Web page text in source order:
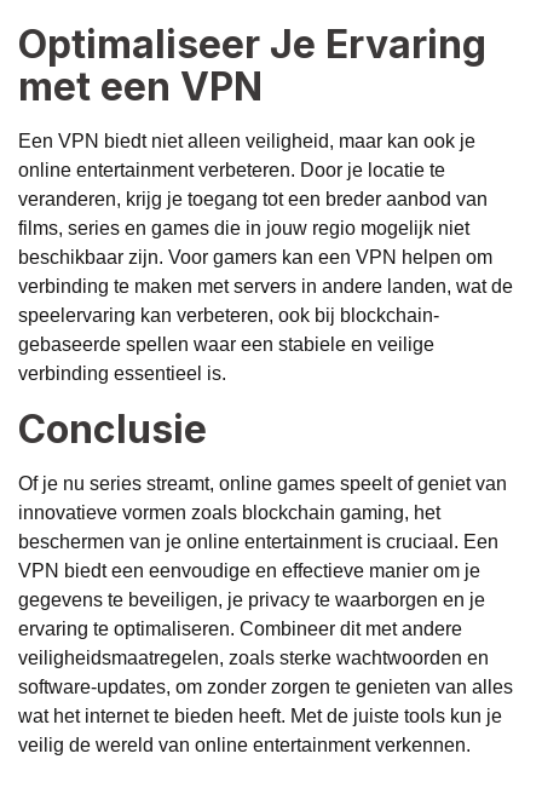
Optimaliseer Je Ervaring
met een VPN
Een VPN biedt niet alleen veiligheid, maar kan ook je
online entertainment verbeteren. Door je locatie te
veranderen, krijg je toegang tot een breder aanbod van
films, series en games die in jouw regio mogelijk niet
beschikbaar zijn. Voor gamers kan een VPN helpen om
verbinding te maken met servers in andere landen, wat de
speelervaring kan verbeteren, ook bij blockchain-
gebaseerde spellen waar een stabiele en veilige
verbinding essentieel is.
Conclusie
Of je nu series streamt, online games speelt of geniet van
innovatieve vormen zoals blockchain gaming, het
beschermen van je online entertainment is cruciaal. Een
VPN biedt een eenvoudige en effectieve manier om je
gegevens te beveiligen, je privacy te waarborgen en je
ervaring te optimaliseren. Combineer dit met andere
veiligheidsmaatregelen, zoals sterke wachtwoorden en
software-updates, om zonder zorgen te genieten van alles
wat het internet te bieden heeft. Met de juiste tools kun je
veilig de wereld van online entertainment verkennen.